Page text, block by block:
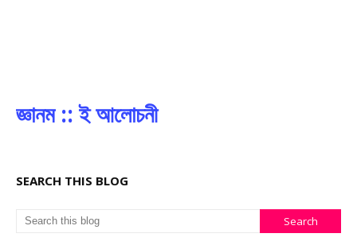
জ্ঞানম :: ই আলোচনী
SEARCH THIS BLOG